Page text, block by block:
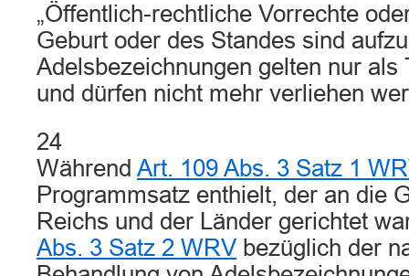
„Öffentlich-rechtliche Vorrechte
Geburt oder des Standes sind
Adelsbezeichnungen gelten nur als
und dürfen nicht mehr verliehen
24
Während Art. 109 Abs. 3 Satz 1
Programmsatz enthielt, der an die
Reichs und der Länder gerichtet
Abs. 3 Satz 2 WRV bezüglich der